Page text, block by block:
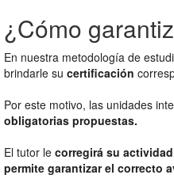
¿Cómo
En nuestra metodología de
brindarle su certificación
Por este motivo, las unidades
obligatorias propuestas.
El tutor le corregirá su actividad
permite garantizar el correcto